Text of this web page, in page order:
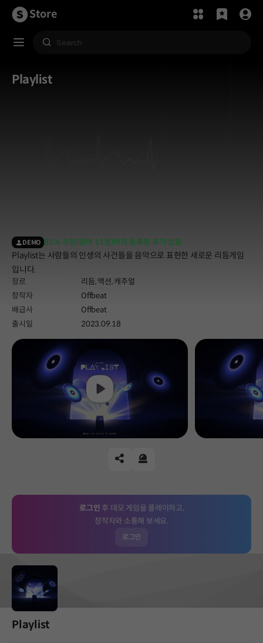
Store
Playlist
DEMO 81% 추천(참여 11명)아직 등록된 후기 없음
Playlist는 사람들의 인생의 사건들을 음악으로 표현한 새로운 리듬게임
입니다.
장르 리듬,액션,캐주얼
창작자
Offbeat
배급사
Offbeat
출시일
2023.09.18
Play
공유하기신고하기
로그인 후 데모 게임을 플레이하고,
창작자와 소통해 보세요.
로그인
Playlist